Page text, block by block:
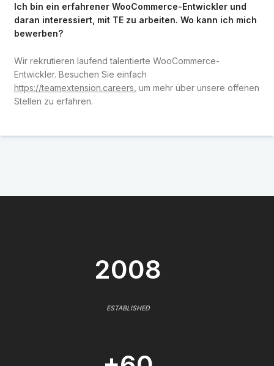
Ich bin ein erfahrener WooCommerce-Entwickler und
daran interessiert, mit TE zu arbeiten. Wo kann ich mich
bewerben?
Wir rekrutieren laufend talentierte WooCommerce-
Entwickler. Besuchen Sie einfach
https://teamextension.careers , um mehr über unsere offenen
Stellen zu erfahren.
2008
ESTABLISHED